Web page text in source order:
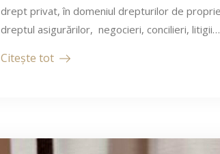
drept privat, în domeniul drepturilor de
dreptul asigurărilor, negocieri, concilieri, litigii…
Citește tot